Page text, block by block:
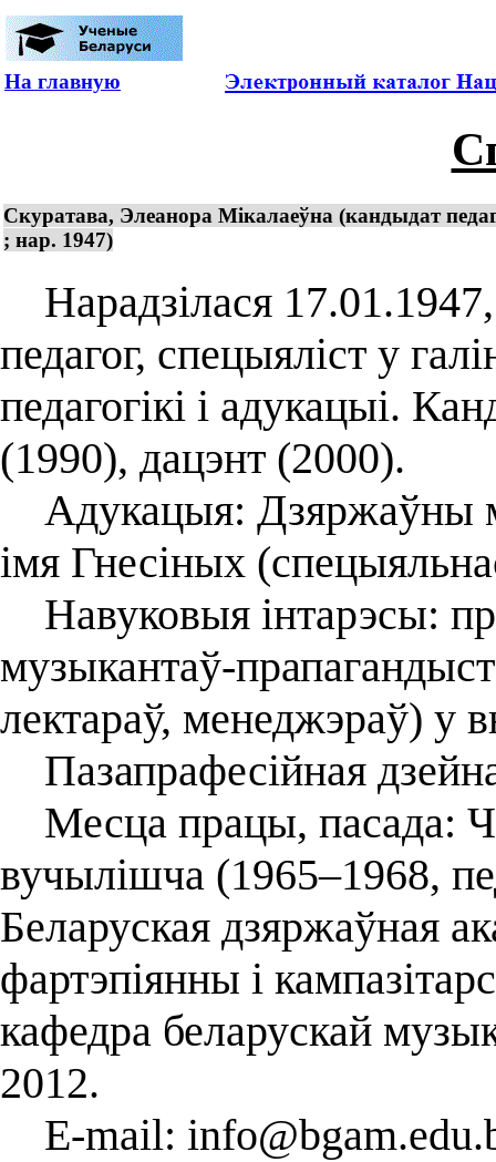
На главную
Скуратава, Элеанора Мікалаеўна (кандыдат
; нар. 1947)
Нарадзілася 17.01.1947,
педагог, спецыяліст у
педагогікі і адукацыі.
(1990), дацэнт (2000).
Адукацыя: Дзяржаўны
імя Гнесіных
Навуковыя інтарэсы:
музыкантаў-
лектараў, менеджэраў) у
Пазапрафесійная
Месца працы, пасада:
вучылішча (1965–1968,
Беларуская дзяржаўная
фартэпіянны і
кафедра беларускай
2012.
E-mail: